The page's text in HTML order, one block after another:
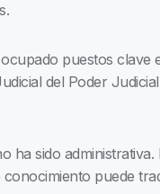
puestos
del Poder
ha sido
puede